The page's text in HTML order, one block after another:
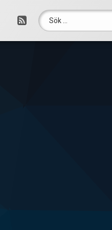
RSS
Sök efter: